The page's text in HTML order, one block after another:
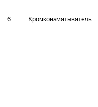
6 Кромконаматыватель